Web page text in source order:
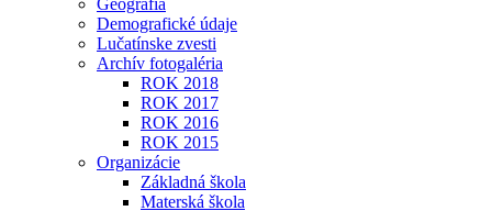
Geografia
Demografické údaje
Lučatínske zvesti
Archív fotogaléria
ROK 2018
ROK 2017
ROK 2016
ROK 2015
Organizácie
Základná škola
Materská škola